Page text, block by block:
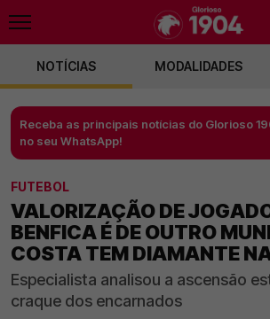
NOTÍCIAS MODALIDADES
Receba as principais notícias do Glorioso
no seu WhatsApp!
FUTEBOL
VALORIZAÇÃO DE
BENFICA É DE OUTRO
COSTA TEM DIAMANTE
Especialista analisou a ascensão
craque dos encarnados